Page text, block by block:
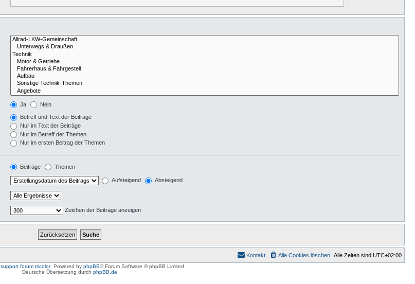
Ja Nein
Betreff und Text der Beiträge
Nur im Text der Beiträge
Nur im Betreff der Themen
Nur im ersten Beitrag der Themen
Beiträge Themen
Aufsteigend Absteigend
Zeichen der Beiträge anzeigen
Alle Zeiten sind UTC+02:00
Alle Cookies löschen
Kontakt
support forum tricolor, Powered by phpBB® Forum Software © phpBB Limited
Deutsche Übersetzung durch phpBB.de